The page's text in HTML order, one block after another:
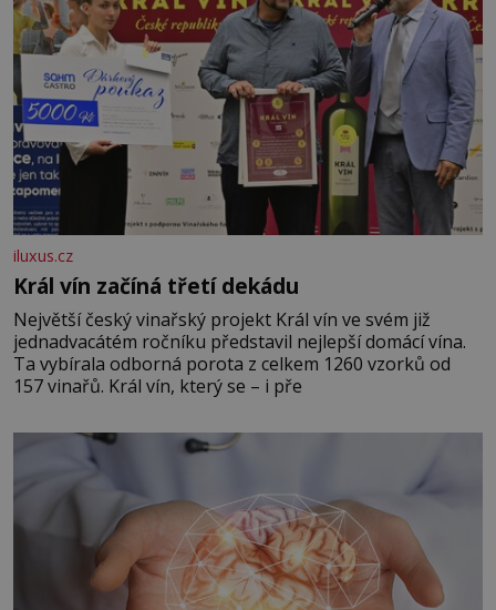
iluxus.cz
Král vín začíná třetí dekádu
Největší český vinařský projekt Král vín ve svém již
jednadvacátém ročníku představil nejlepší domácí vína.
Ta vybírala odborná porota z celkem 1260 vzorků od
157 vinařů. Král vín, který se – i pře